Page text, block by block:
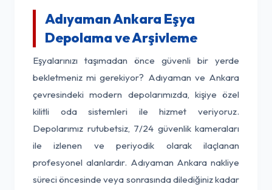
Adıyaman Ankara Eşya
Depolama ve Arşivleme
Eşyalarınızı taşımadan önce güvenli bir yerde
bekletmeniz mi gerekiyor? Adıyaman ve Ankara
çevresindeki modern depolarımızda, kişiye özel
kilitli oda sistemleri ile hizmet veriyoruz.
Depolarımız rutubetsiz, 7/24 güvenlik kameraları
ile izlenen ve periyodik olarak ilaçlanan
profesyonel alanlardır. Adıyaman Ankara nakliye
süreci öncesinde veya sonrasında dilediğiniz kadar